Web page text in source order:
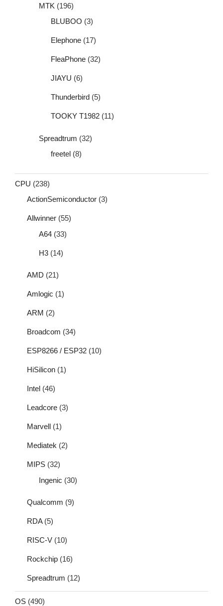
MTK (196)
BLUBOO (3)
Elephone (17)
FleaPhone (32)
JIAYU (6)
Thunderbird (5)
TOOKY T1982 (11)
Spreadtrum (32)
freetel (8)
CPU (238)
ActionSemiconductor (3)
Allwinner (55)
A64 (33)
H3 (14)
AMD (21)
Amlogic (1)
ARM (2)
Broadcom (34)
ESP8266 / ESP32 (10)
HiSilicon (1)
Intel (46)
Leadcore (3)
Marvell (1)
Mediatek (2)
MIPS (32)
Ingenic (30)
Qualcomm (9)
RDA(5)
RISC-V (10)
Rockchip (16)
Spreadtrum (12)
OS (490)